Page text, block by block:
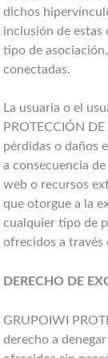
dichos
inclusión de estas
tipo de
conectadas.
La usuaria o el
PROTECCIÓN
pérdidas o daños
a consecuencia
web o recursos
que otorgue a la
cualquier tipo de
ofrecidos a través
DERECHO DE
GRUPOIWI
derecho a